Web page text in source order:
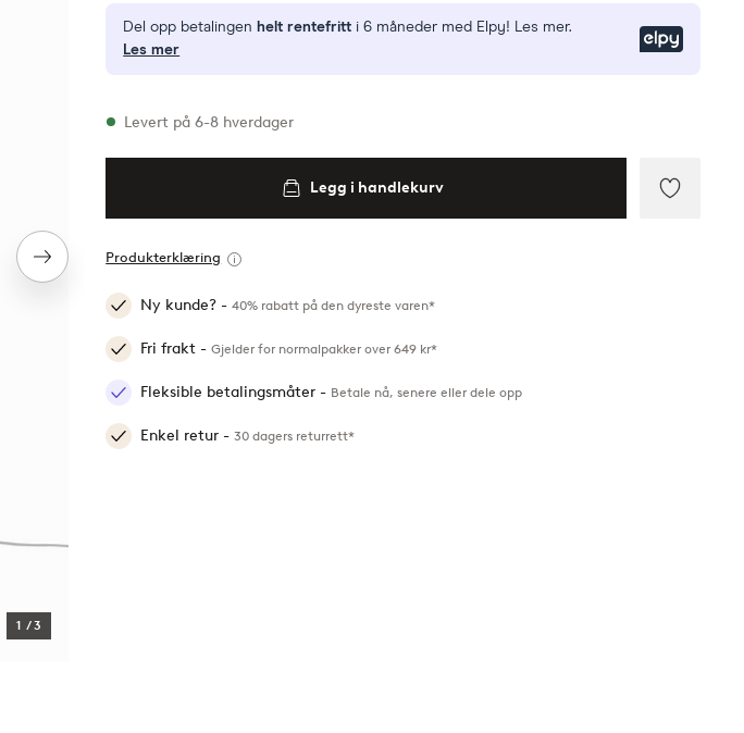
Neste
produkt
1 /3
Del opp betalingen helt rentefritt i 6 måneder med Elpy! Les mer.
Les mer
På lager
Levert på 6-8 hverdager
Legg i handlekurv
Produkterklæring
Ny kunde? -40% rabatt på den dyreste varen*
Fri frakt -Gjelder for normalpakker over 649 kr*
Fleksible betalingsmåter - Betale nå, senere eller dele opp
Enkel retur -30 dagers returrett*